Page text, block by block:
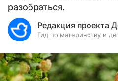
разобраться.
Редакция проекта
Гид по материнству и